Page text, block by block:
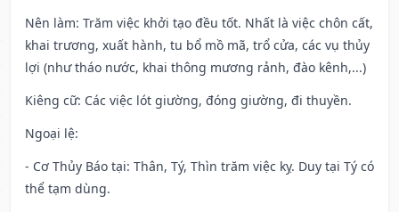
Nên làm: Trăm việc khởi tạo đều tốt. Nhất là việc chôn cất,
khai trương, xuất hành, tu bổ mồ mã, trổ cửa, các vụ thủy
lợi (như tháo nước, khai thông mương rảnh, đào kênh,...)
Kiêng cữ: Các việc lót giường, đóng giường, đi thuyền.
Ngoại lệ:
- Cơ Thủy Báo tại: Thân, Tý, Thìn trăm việc kỵ. Duy tại Tý có
thể tạm dùng.